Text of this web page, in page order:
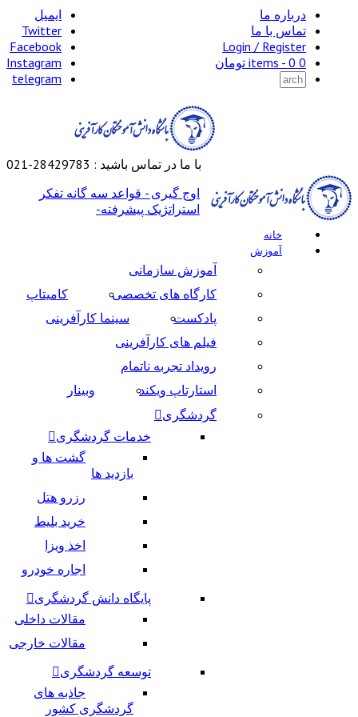
درباره ما
تماس با ما
Login / Register
0 items -
0 تومان
ایمیل
Twitter
Facebook
Instagram
telegram
با ما در تماس باشید : 28429783-021
خانه
آموزش
آموزش سازمانی
کارگاه های تخصصی
کامیتاپ
پادکست
سینما کارآفرینی
فیلم های کارآفرینی
رویداد تجربه ناتمام
استارتاپ ویکند
وبینار
گردشگری
خدمات گردشگری
گشت ها و
بازدید ها
رزرو هتل
خرید بلیط
اخذ ویزا
اجاره خودرو
پایگاه دانش گردشگری
مقالات داخلی
مقالات خارجی
توسعه گردشگری
جاذبه های
گردشگری کشور
اوج گیری - قواعد سه گانه تفکر
استراتژیک پیشرفته-